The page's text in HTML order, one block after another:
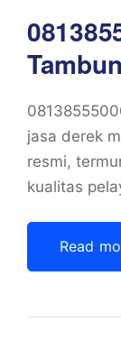
Tambun
jasa derek
resmi,
kualitas
Read